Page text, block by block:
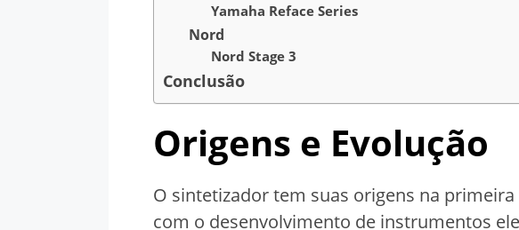
Yamaha Reface Series
Nord
Nord Stage 3
Conclusão
Origens e Evolução
O sintetizador tem suas origens na primeira
com o desenvolvimento de instrumentos